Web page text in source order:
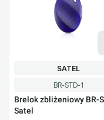
Kod produktu
BR-STD-1
Brelok zbliżeniowy BR-
Satel
PRODUCENT
SATEL